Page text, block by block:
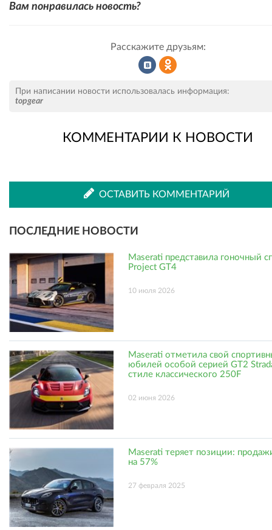
Вам понравилась новость?
Расскажите друзьям:
во
ВКонтакте
Одноклассниках
При написании новости использовалась информация:
topgear
КОММЕНТАРИИ К НОВОСТИ
ОСТАВИТЬ КОММЕНТАРИЙ
ПОСЛЕДНИЕ НОВОСТИ
Maserati представила гоночный
Project GT4
10 июля 2026
Maserati отметила свой
юбилей особой серией GT2
стиле классического 250F
02 июня 2026
Maserati теряет позиции:
на 57%
27 февраля 2025